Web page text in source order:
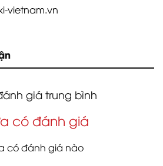
vietnam.vn
giá trung bình
có đánh giá
có đánh giá nào